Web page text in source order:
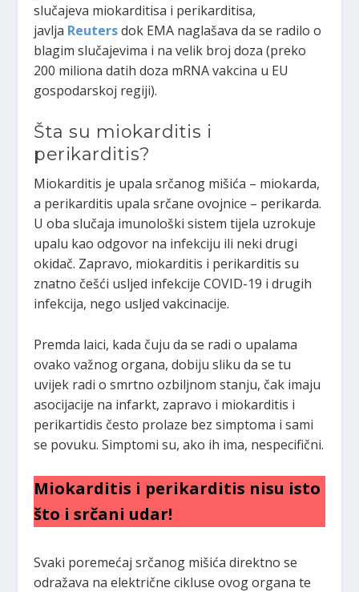
slučajeva miokarditisa i perikarditisa,
javlja Reuters dok EMA naglašava da se radilo o
blagim slučajevima i na velik broj doza (preko
200 miliona datih doza mRNA vakcina u EU
gospodarskoj regiji).
Šta su miokarditis i
perikarditis?
Miokarditis je upala srčanog mišića – miokarda,
a perikarditis upala srčane ovojnice – perikarda.
U oba slučaja imunološki sistem tijela uzrokuje
upalu kao odgovor na infekciju ili neki drugi
okidač. Zapravo, miokarditis i perikarditis su
znatno češći usljed infekcije COVID-19 i drugih
infekcija, nego usljed vakcinacije.
Premda laici, kada čuju da se radi o upalama
ovako važnog organa, dobiju sliku da se tu
uvijek radi o smrtno ozbiljnom stanju, čak imaju
asocijacije na infarkt, zapravo i miokarditis i
perikartidis često prolaze bez simptoma i sami
se povuku. Simptomi su, ako ih ima, nespecifični.
Miokarditis i perikarditis nisu isto
što i srčani udar!
Svaki poremećaj srčanog mišića direktno se
odražava na električne cikluse ovog organa te